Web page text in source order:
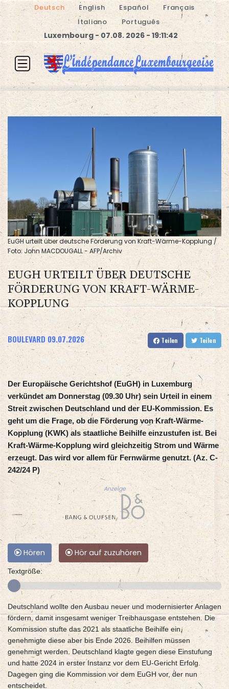
Deutsch English Español
Français
Italiano
Português
Luxembourg - 07.08. 2026 - 19:11:42
EuGH urteilt über deutsche Förderung von Kraft-Wärme-Kopplung /
Foto: John MACDOUGALL - AFP/Archiv
EUGH URTEILT ÜBER DEUTSCHE
FÖRDERUNG VON KRAFT-WÄRME-
KOPPLUNG
BOULEVARD 09.07.2026 Teilen Teilen
Der Europäische Gerichtshof (EuGH) in Luxemburg
verkündet am Donnerstag (09.30 Uhr) sein Urteil in einem
Streit zwischen Deutschland und der EU-Kommission. Es
geht um die Frage, ob die Förderung von Kraft-Wärme-
Kopplung (KWK) als staatliche Beihilfe einzustufen ist. Bei
Kraft-Wärme-Kopplung wird gleichzeitig Strom und Wärme
erzeugt. Das wird vor allem für Fernwärme genutzt. (Az. C-
242/24 P)
Anzeige
Hören Hör auf zuzuhören
Textgröße:
Deutschland wollte den Ausbau neuer und modernisierter Anlagen
fördern, damit insgesamt weniger Treibhausgase entstehen. Die
Kommission stufte das 2021 als staatliche Beihilfe ein,
genehmigte diese aber bis Ende 2026. Beihilfen müssen
genehmigt werden. Deutschland klagte gegen diese Einstufung
und hatte 2024 in erster Instanz vor dem EU-Gericht Erfolg.
Dagegen ging die Kommission vor dem EuGH vor, der nun
entscheidet.